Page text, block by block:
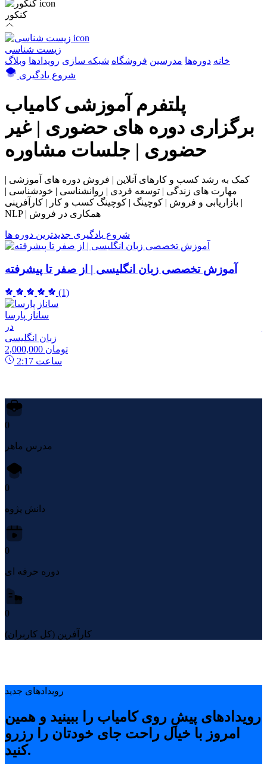
کنکور
زیست شناسی
خانه دوره‌ها مدرسین فروشگاه شبکه سازی رویداد‌ها وبلاگ
شروع یادگیری
پلتفرم آموزشی کامیاب
برگزاری دوره های حضوری | غیر
حضوری | جلسات مشاوره
کمک به رشد کسب و کارهای آنلاین | فروش دوره های آموزشی |
مهارت های زندگی | توسعه فردی | روانشناسی | خودشناسی |
بازاریابی و فروش | کوچینگ | کوچینگ کسب و کار | کارآفرینی |
NLP | همکاری در فروش
شروع یادگیری جدیدترین دوره ها
آموزش تخصصی زبان انگلیسی | از صفر تا پیشرفته
(1)
ساناز پارسا
در
زبان انگلیسی
2,000,000 تومان
2:17 ساعت
0
مدرس ماهر
0
دانش پژوه
0
دوره حرفه ای
0
کارآفرین (کل کاربران)
رویدادهای جدید
رویدادهای پیشِ روی کامیاب را ببینید و همین
امروز با خیال راحت جای خودتان را رزرو
کنید.